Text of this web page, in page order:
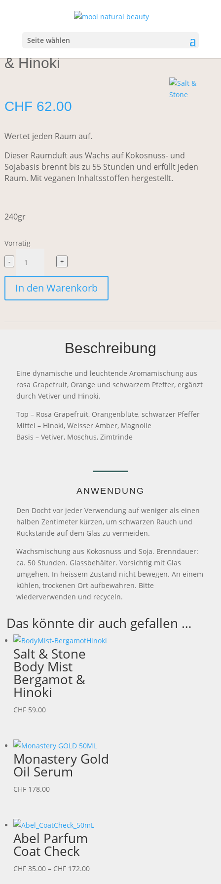
Seite wählen
Salt & Stone Candle Grapefruit
& Hinoki
CHF 62.00
Wertet jeden Raum auf.
Dieser Raumduft aus Wachs auf Kokosnuss- und
Sojabasis brennt bis zu 55 Stunden und erfüllt jeden
Raum. Mit veganen Inhaltsstoffen hergestellt.
240gr
Vorrätig
Salt
&
Stone
Menge
- +
In den Warenkorb
Beschreibung
Eine dynamische und leuchtende Aromamischung aus
rosa Grapefruit, Orange und schwarzem Pfeffer, ergänzt
durch Vetiver und Hinoki.
Top – Rosa Grapefruit, Orangenblüte, schwarzer Pfeffer
Mittel – Hinoki, Weisser Amber, Magnolie
Basis – Vetiver, Moschus, Zimtrinde
ANWENDUNG
Den Docht vor jeder Verwendung auf weniger als einen
halben Zentimeter kürzen, um schwarzen Rauch und
Rückstände auf dem Glas zu vermeiden.
Wachsmischung aus Kokosnuss und Soja. Brenndauer:
ca. 50 Stunden. Glassbehälter. Vorsichtig mit Glas
umgehen. In heissem Zustand nicht bewegen. An einem
kühlen, trockenen Ort aufbewahren. Bitte
wiederverwenden und recyceln.
Das könnte dir auch gefallen …
Salt & Stone
Body Mist
Bergamot &
Hinoki
CHF 59.00
Monastery Gold
Oil Serum
CHF 178.00
Abel Parfum
Coat Check
CHF 35.00 – CHF 172.00Preisspanne: